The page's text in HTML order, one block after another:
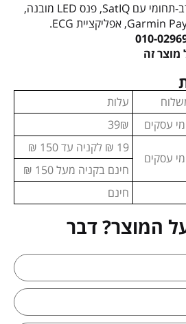
: GPS רב-תחומי עם SatIQ, פנס LED מובנה,
מוצר זה
עלות
39₪
19 ₪ לקניה עד 150 ₪
חינם בקניה מעל 150 ₪
חינם
המוצר? דבר